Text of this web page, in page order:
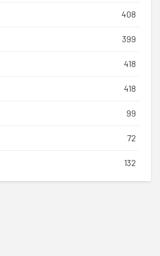
408
399
418
418
99
72
132